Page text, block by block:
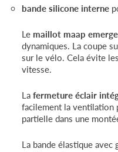
bande silicone interne
Le maillot maap emerge
dynamiques. La coupe
sur le vélo. Cela évite
vitesse.
Lafermeture éclair
facilement la ventilation
partielle dans une
La bande élastique